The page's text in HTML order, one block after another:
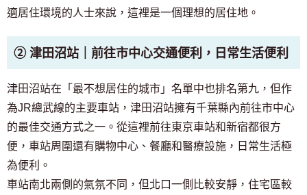
適居住環境的人士來說，這裡是一個理想的居住地。
② 津田沼站｜前往市中心交通便利，日常生活便利
津田沼站在「最不想居住的城市」名單中也排名第九，但作
為JR總武線的主要車站，津田沼站擁有千葉縣內前往市中心
的最佳交通方式之一。從這裡前往東京車站和新宿都很方
便，車站周圍還有購物中心、餐廳和醫療設施，日常生活極
為便利。
車站南北兩側的氣氛不同，但北口一側比較安靜，住宅區較